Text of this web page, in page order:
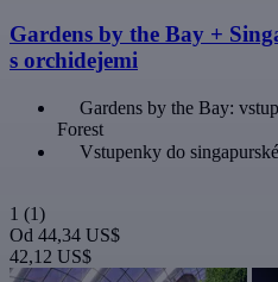
Gardens by the Bay +
s orchidejemi
Gardens by the Bay:
Forest
Vstupenky do
1 (1)
Od 44,34 US$
42,12 US$